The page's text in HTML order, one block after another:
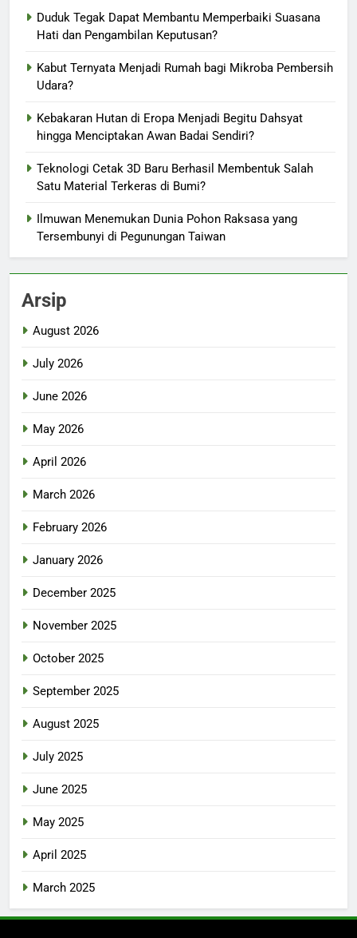
Duduk Tegak Dapat Membantu Memperbaiki Suasana
Hati dan Pengambilan Keputusan?
Kabut Ternyata Menjadi Rumah bagi Mikroba Pembersih
Udara?
Kebakaran Hutan di Eropa Menjadi Begitu Dahsyat
hingga Menciptakan Awan Badai Sendiri?
Teknologi Cetak 3D Baru Berhasil Membentuk Salah
Satu Material Terkeras di Bumi?
Ilmuwan Menemukan Dunia Pohon Raksasa yang
Tersembunyi di Pegunungan Taiwan
Arsip
August 2026
July 2026
June 2026
May 2026
April 2026
March 2026
February 2026
January 2026
December 2025
November 2025
October 2025
September 2025
August 2025
July 2025
June 2025
May 2025
April 2025
March 2025